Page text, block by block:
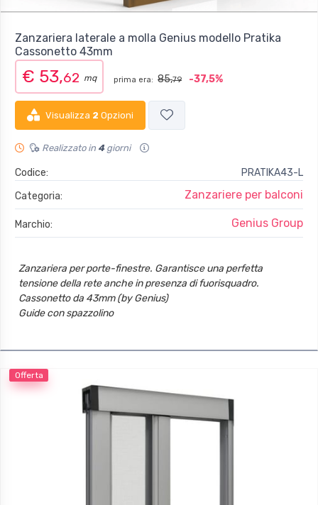
Zanzariera laterale a molla Genius modello Pratika
Cassonetto 43mm
€ 53,62 mq prima era: 85,79 -37,5%
Visualizza 2 Opzioni
Realizzato in 4giorni
Codice:
PRATIKA43-L
Categoria:
Zanzariere per balconi
Marchio: Genius Group
Zanzariera per porte-finestre. Garantisce una perfetta
tensione della rete anche in presenza di fuorisquadro.
Cassonetto da 43mm (by Genius)
Guide con spazzolino
Offerta